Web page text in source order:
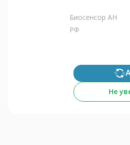
Биосенсор АН
РФ
Не